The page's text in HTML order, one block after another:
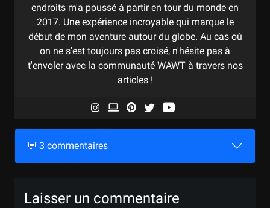
endroits m'a poussé à partir en tour du monde en
2017. Une expérience incroyable qui marque le
début de mon aventure autour du globe. Au cas où
on ne s'est toujours pas croisé, n'hésite pas à
t'envoler avec la communauté WAWT à travers nos
articles !
💬 3 commentaires
Laisser un commentaire